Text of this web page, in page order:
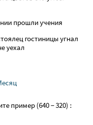
прошли учения
гостиницы угнал
уехал
пример (640 − 320) :